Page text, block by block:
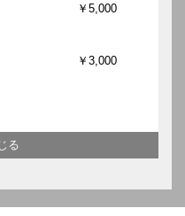
￥5,000
￥3,000